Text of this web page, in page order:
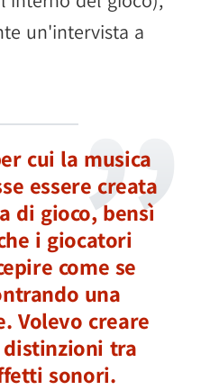
un'intervista a
cui la musica
essere creata
di gioco, bensì
i giocatori
come se
una
Volevo creare
distinzioni tra
sonori.